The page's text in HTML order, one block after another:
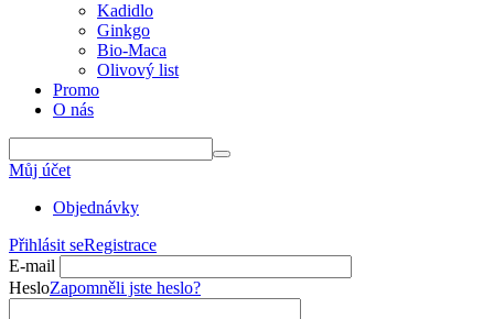
Kadidlo
Ginkgo
Bio-Maca
Olivový list
Promo
O nás
Můj účet
Objednávky
Přihlásit seRegistrace
E-mail
HesloZapomněli jste heslo?